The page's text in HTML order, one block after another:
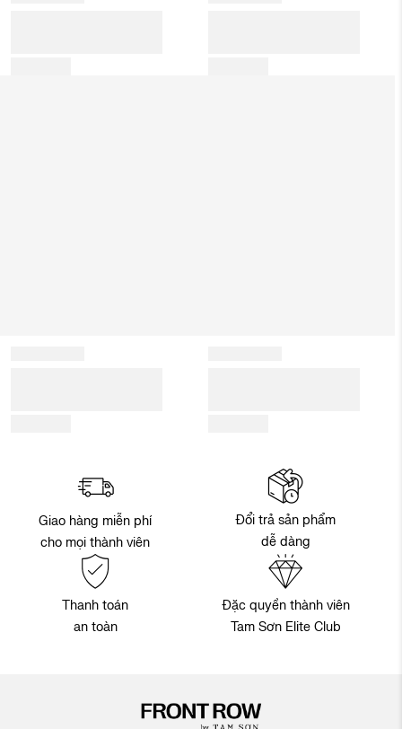
Giao hàng miễn phí
cho mọi thành viên
Đổi trả sản phẩm
dễ dàng
Thanh toán
an toàn
Đặc quyền thành viên
Tam Sơn Elite Club